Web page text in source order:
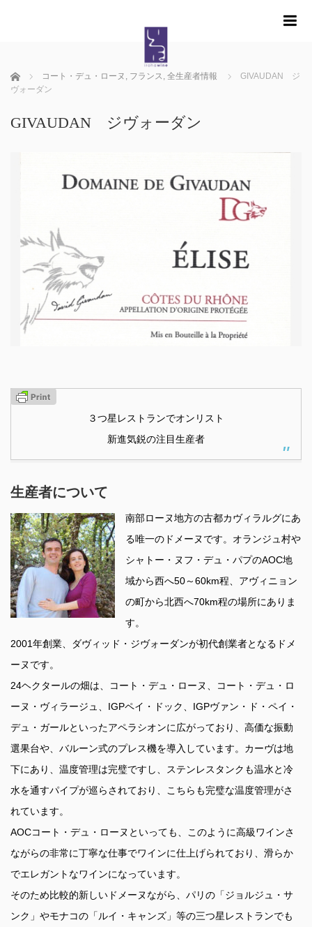
ホーム コート・デュ・ローヌ , フランス, 全生産者情報
GIVAUDAN ジ
ヴォーダン
GIVAUDAN ジヴォーダン
３つ星レストランでオンリスト
新進気鋭の注目生産者
生産者について
南部ローヌ地方の古都カヴィラルグにあ
る唯一のドメーヌです。オランジュ村や
シャトー・ヌフ・デュ・パプのAOC地
域から西へ50～60km程、アヴィニョン
の町から北西へ70km程の場所にありま
す。
2001年創業、ダヴィッド・ジヴォーダンが初代創業者となるドメ
ーヌです。
24ヘクタールの畑は、コート・デュ・ローヌ、コート・デュ・ロ
ーヌ・ヴィラージュ、IGPペイ・ドック、IGPヴァン・ド・ペイ・
デュ・ガールといったアペラシオンに広がっており、高価な振動
選果台や、バルーン式のプレス機を導入しています。カーヴは地
下にあり、温度管理は完璧ですし、ステンレスタンクも温水と冷
水を通すパイプが巡らされており、こちらも完璧な温度管理がさ
れています。
AOCコート・デュ・ローヌといっても、このように高級ワインさ
ながらの非常に丁寧な仕事でワインに仕上げられており、滑らか
でエレガントなワインになっています。
そのため比較的新しいドメーヌながら、パリの「ジョルジュ・サ
ンク」やモナコの「ルイ・キャンズ」等の三つ星レストランでも